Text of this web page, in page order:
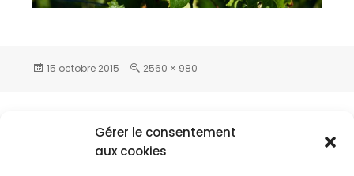
Gérer le consentement
aux cookies
15 octobre 2015 2560 × 980
Laisser un commentaire